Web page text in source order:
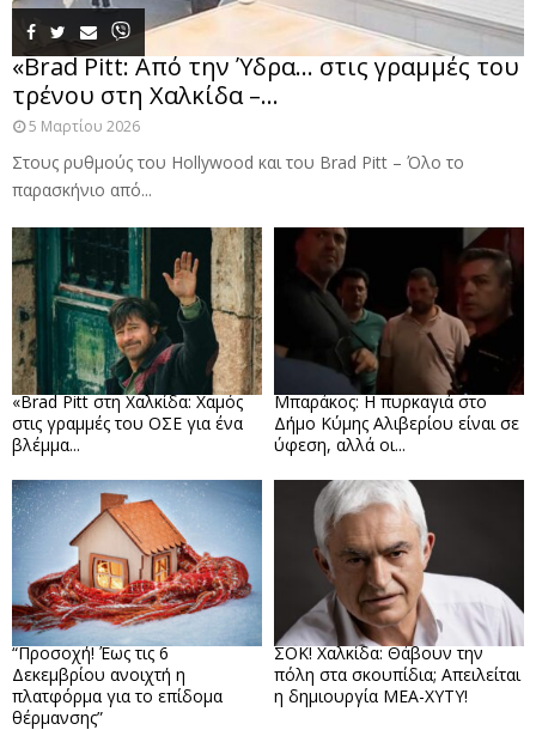
«Brad Pitt: Από την Ύδρα… στις γραμμές του
τρένου στη Χαλκίδα –...
5 Μαρτίου 2026
Στους ρυθμούς του Hollywood και του Brad Pitt – Όλο το
παρασκήνιο από...
«Brad Pitt στη Χαλκίδα: Χαμός
στις γραμμές του ΟΣΕ για ένα
βλέμμα...
Μπαράκος: Η πυρκαγιά στο
Δήμο Κύμης Αλιβερίου είναι σε
ύφεση, αλλά οι...
“Προσοχή! Έως τις 6
Δεκεμβρίου ανοιχτή η
πλατφόρμα για το επίδομα
θέρμανσης”
ΣΟΚ! Χαλκίδα: Θάβουν την
πόλη στα σκουπίδια; Απειλείται
η δημιουργία ΜΕΑ-ΧΥΤΥ!